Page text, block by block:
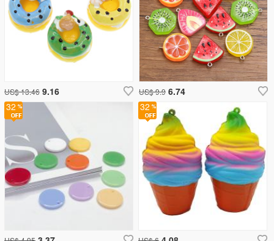
US$ 13.46 9.16 US$ 9.9 6.74
32
32